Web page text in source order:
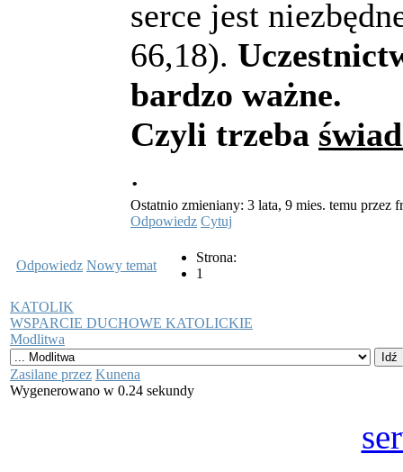
serce jest
66,18).
bardzo ważne.
Czyli trzeba
.
Ostatnio zmieniany: 3 lata, 9 mies. temu przez
Odpowiedz Cytuj
Odpowiedz Nowy temat
Strona:
1
KATOLIK
WSPARCIE DUCHOWE KATOLICKIE
Modlitwa
Zasilane przez Kunena
Wygenerowano w 0.24 sekundy